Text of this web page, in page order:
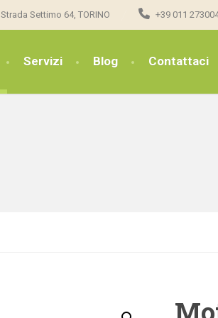
Strada Settimo 64, TORINO +39 011
Servizi Blog Contattaci